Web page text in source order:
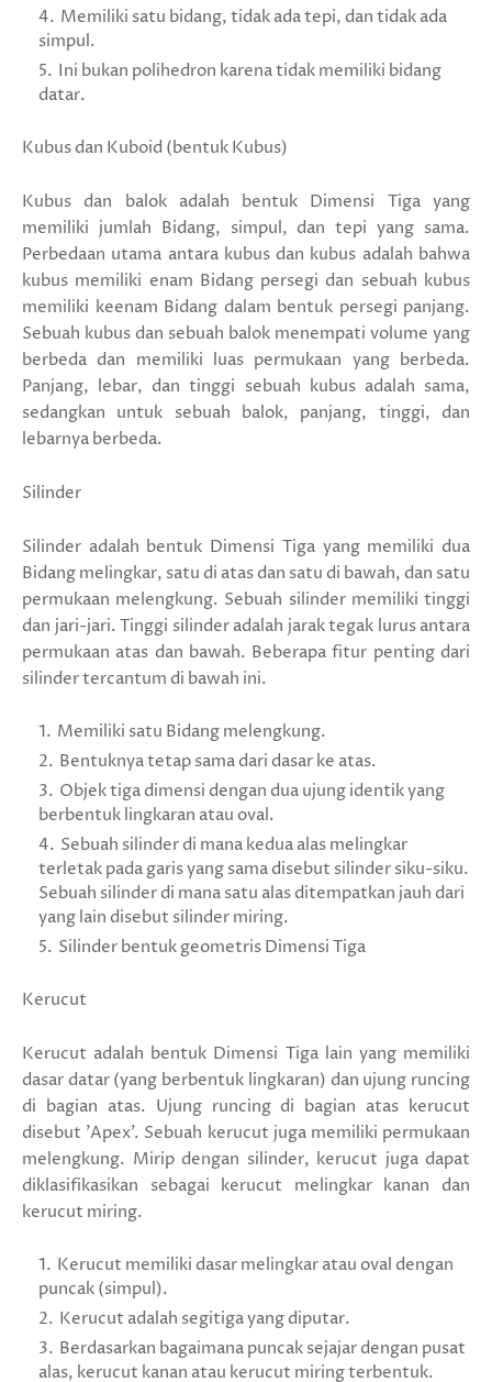
Memiliki satu bidang, tidak ada tepi, dan tidak ada
simpul.
Ini bukan polihedron karena tidak memiliki bidang
datar.
Kubus dan Kuboid (bentuk Kubus)
Kubus dan balok adalah bentuk Dimensi Tiga yang
memiliki jumlah Bidang, simpul, dan tepi yang sama.
Perbedaan utama antara kubus dan kubus adalah bahwa
kubus memiliki enam Bidang persegi dan sebuah kubus
memiliki keenam Bidang dalam bentuk persegi panjang.
Sebuah kubus dan sebuah balok menempati volume yang
berbeda dan memiliki luas permukaan yang berbeda.
Panjang, lebar, dan tinggi sebuah kubus adalah sama,
sedangkan untuk sebuah balok, panjang, tinggi, dan
lebarnya berbeda.
Silinder
Silinder adalah bentuk Dimensi Tiga yang memiliki dua
Bidang melingkar, satu di atas dan satu di bawah, dan satu
permukaan melengkung. Sebuah silinder memiliki tinggi
dan jari-jari. Tinggi silinder adalah jarak tegak lurus antara
permukaan atas dan bawah. Beberapa fitur penting dari
silinder tercantum di bawah ini.
Memiliki satu Bidang melengkung.
Bentuknya tetap sama dari dasar ke atas.
Objek tiga dimensi dengan dua ujung identik yang
berbentuk lingkaran atau oval.
Sebuah silinder di mana kedua alas melingkar
terletak pada garis yang sama disebut silinder siku-siku.
Sebuah silinder di mana satu alas ditempatkan jauh dari
yang lain disebut silinder miring.
Silinder bentuk geometris Dimensi Tiga
Kerucut
Kerucut adalah bentuk Dimensi Tiga lain yang memiliki
dasar datar (yang berbentuk lingkaran) dan ujung runcing
di bagian atas. Ujung runcing di bagian atas kerucut
disebut 'Apex'. Sebuah kerucut juga memiliki permukaan
melengkung. Mirip dengan silinder, kerucut juga dapat
diklasifikasikan sebagai kerucut melingkar kanan dan
kerucut miring.
Kerucut memiliki dasar melingkar atau oval dengan
puncak (simpul).
Kerucut adalah segitiga yang diputar.
Berdasarkan bagaimana puncak sejajar dengan pusat
alas, kerucut kanan atau kerucut miring terbentuk.